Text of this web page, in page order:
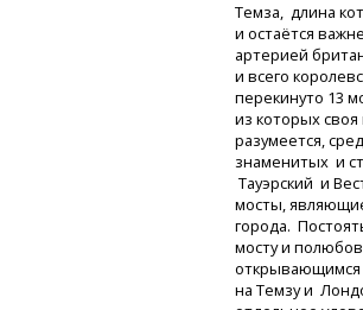
Темза, длина
и остаётся
артерией
и всего
перекинуто 13
из которых своя
разумеется,
знаменитых и
Тауэрский и
мосты,
города.
мосту и
на Темзу и